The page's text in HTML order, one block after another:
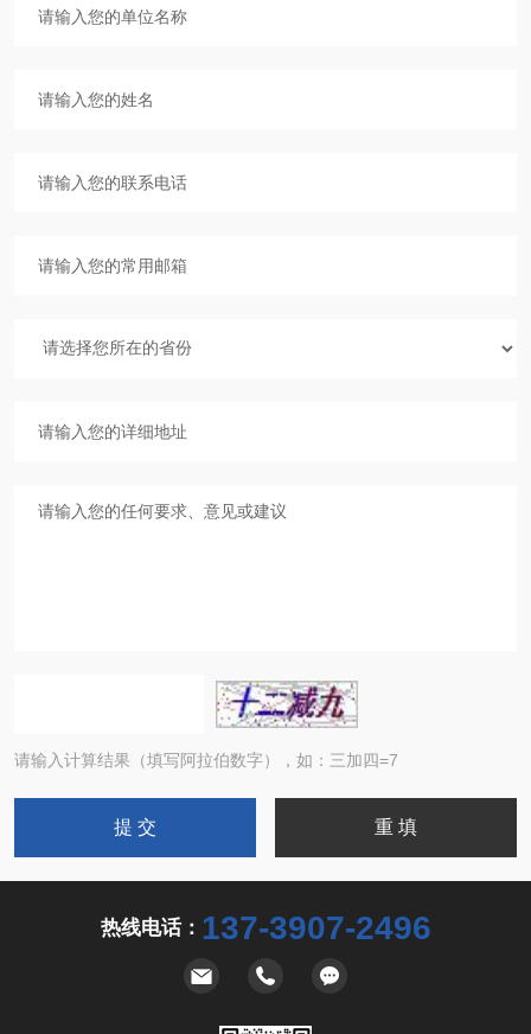
请输入计算结果（填写阿拉伯数字），如：三加四=7
热线电话： 137-3907-2496